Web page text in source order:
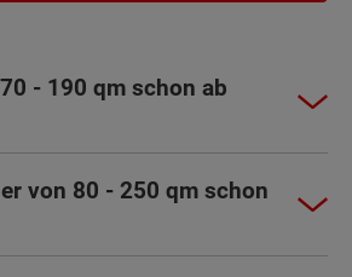
- 190 qm schon ab
von 80 - 250 qm schon